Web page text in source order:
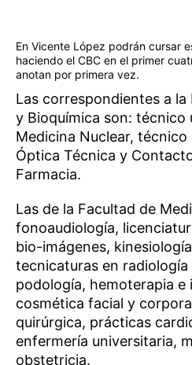
En Vicente López podrán cursar
haciendo el CBC en el primer
anotan por primera vez.
Las correspondientes a la
y Bioquímica son: técnico
Medicina Nuclear,
Óptica Técnica y
Farmacia.
Las de la Facultad de
fonoaudiología,
bio-imágenes,
tecnicaturas en radiología
podología, hemoterapia
cosmética facial y
quirúrgica, prácticas
enfermería universitaria,
obstetricia.